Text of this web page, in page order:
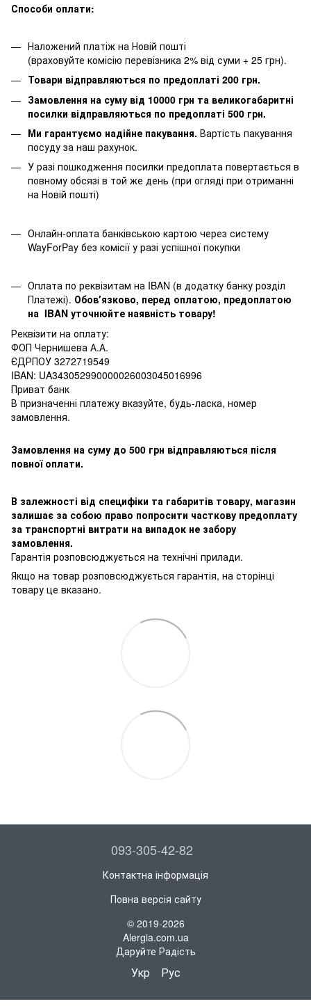
Способи оплати:
Наложений платіж на Новій пошті
(враховуйте комісію перевізника 2% від суми + 25 грн).
Товари відправляються по предоплаті 200 грн.
Замовлення на суму від 10000 грн та великогабаритні
посилки відправляються по предоплаті 500 грн.
Ми гарантуємо надійне пакування. Вартість пакування
посуду за наш рахунок.
У разі пошкодження посилки предоплата повертається в
повному обсязі в той же день (при огляді при отриманні
на Новій пошті)
Онлайн-оплата банківською картою через систему
WayForPay без комісії у разі успішної покупки
Оплата по реквізитам на IBAN (в додатку банку розділ
Платежі). Обовʼязково, перед оплатою, предоплатою
на IBAN уточнюйте наявність товару!
Реквізити на оплату:
ФОП Чернишева А.А.
ЄДРПОУ 3272719549
IBAN: UA343052990000026003045016996
Приват банк
В призначенні платежу вказуйте, будь-ласка, номер
замовлення.
Замовлення на суму до 500 грн відправляються після
повної оплати.
В залежності від специфіки та габаритів товару, магазин
залишає за собою право попросити часткову предоплату
за транспортні витрати на випадок не забору
замовлення.
Гарантія розповсюджується на технічні прилади.
Якщо на товар розповсюджується гарантія, на сторінці
товару це вказано.
093-305-42-82
Контактна інформація
Повна версія сайту
© 2019-2026
Alergia.com.ua
Даруйте Радість
Укр Рус